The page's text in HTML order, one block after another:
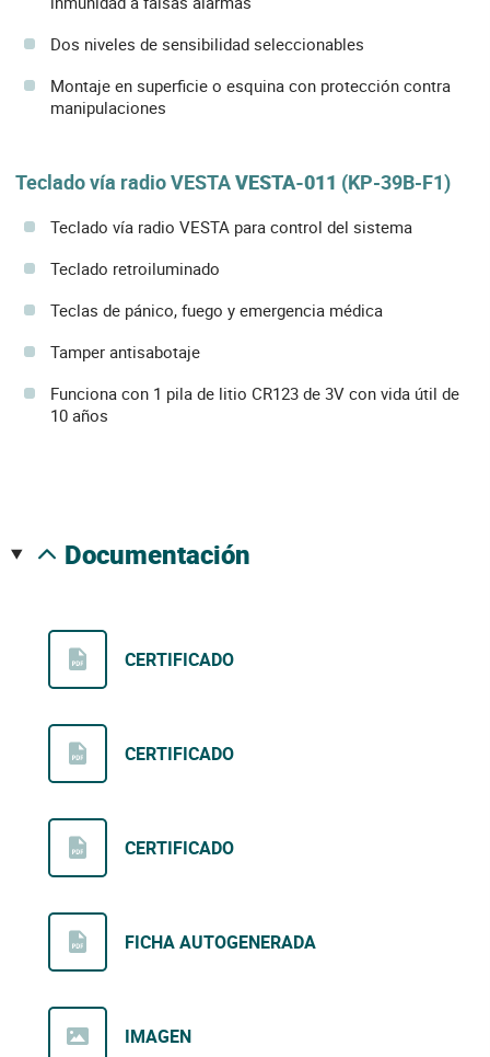
Dos niveles de sensibilidad seleccionables
Montaje en superficie o esquina con protección contra
manipulaciones
Teclado vía radio VESTAVESTA-011 (KP-39B-F1)
Teclado vía radio VESTA para control del sistema
Teclado retroiluminado
Teclas de pánico, fuego y emergencia médica
Tamper antisabotaje
Funciona con 1 pila de litio CR123 de 3V con vida útil de
10 años
documentación
CERTIFICADO
CERTIFICADO
CERTIFICADO
FICHA AUTOGENERADA
IMAGEN